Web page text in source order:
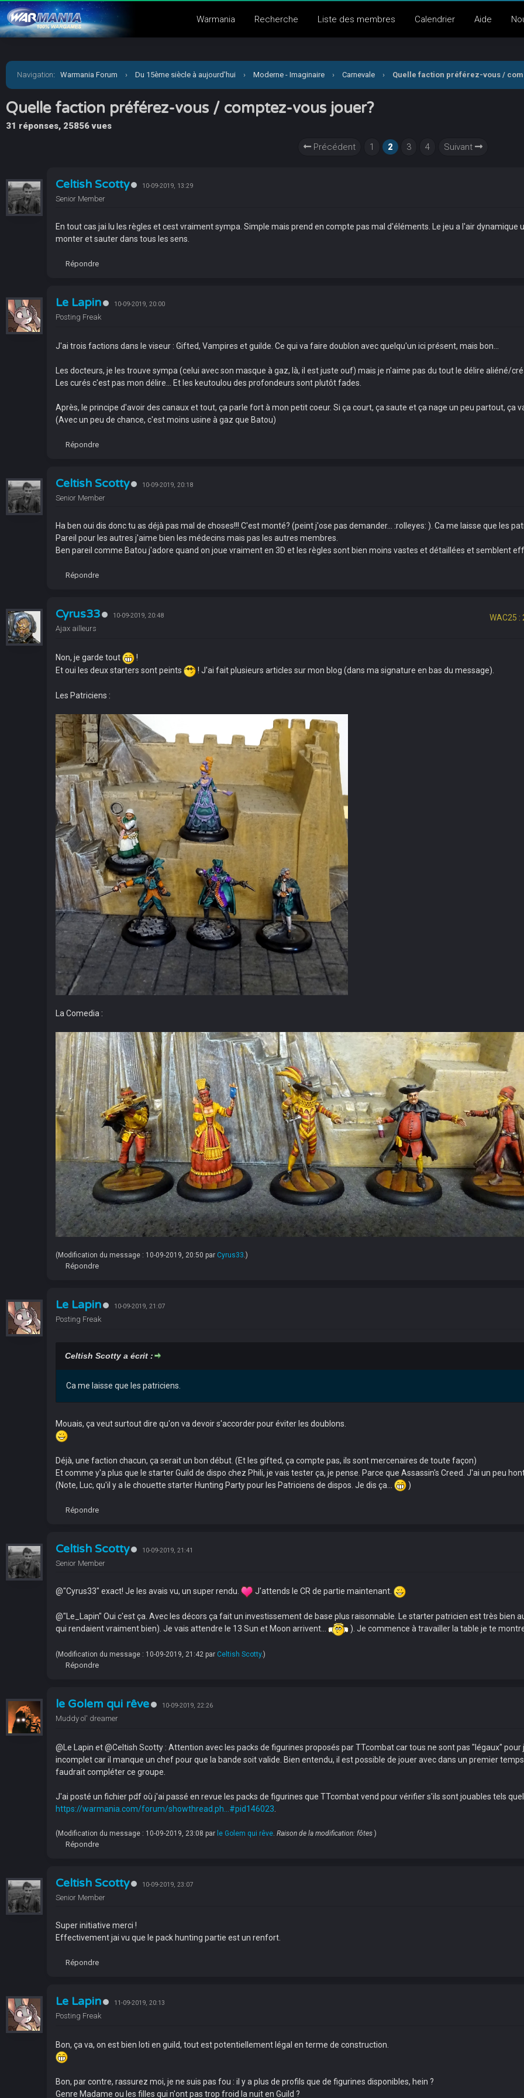
Warmania Recherche Liste des membres Calendrier Aide
Navigation: Warmania Forum › Du 15ème siècle à aujourd'hui › Moderne - Imaginaire › Carnevale › Quelle faction préférez-vous /
Quelle faction préférez-vous / comptez-vous jouer?
31 réponses, 25856 vues
Précédent
1 2 3 4 Suivant
Celtish Scotty 10-09-2019, 13:29
Senior Member
En tout cas jai lu les règles et cest vraiment sympa. Simple mais prend en compte pas mal d'éléments. Le jeu a l'air
monter et sauter dans tous les sens.
Répondre
Le Lapin 10-09-2019, 20:00
Posting Freak
J'ai trois factions dans le viseur : Gifted, Vampires et guilde. Ce qui va faire doublon avec quelqu'un ici présent, mais bon...
Les docteurs, je les trouve sympa (celui avec son masque à gaz, là, il est juste ouf) mais je n'aime pas du tout le délire aliéné/
Les curés c'est pas mon délire... Et les keutoulou des profondeurs sont plutôt fades.
Après, le principe d'avoir des canaux et tout, ça parle fort à mon petit coeur. Si ça court, ça saute et ça nage un peu partout, ça
(Avec un peu de chance, c'est moins usine à gaz que Batou)
Répondre
Celtish Scotty 10-09-2019, 20:18
Senior Member
Ha ben oui dis donc tu as déjà pas mal de choses!!! C'est monté? (peint j'ose pas demander... :rolleyes: ). Ca me laisse que les
Pareil pour les autres j'aime bien les médecins mais pas les autres membres.
Ben pareil comme Batou j'adore quand on joue vraiment en 3D et les règles sont bien moins vastes et détaillées et semblent
Répondre
Cyrus33 10-09-2019, 20:48
Ajax ailleurs
WAC25 :
Non, je garde tout
!
Et oui les deux starters sont peints
! J'ai fait plusieurs articles sur mon blog (dans ma signature en bas du message).
Les Patriciens :
La Comedia :
(Modification du message : 10-09-2019, 20:50 par Cyrus33 .)
Répondre
Le Lapin 10-09-2019, 21:07
Posting Freak
Celtish Scotty a écrit :
Ca me laisse que les patriciens.
Mouais, ça veut surtout dire qu'on va devoir s'accorder pour éviter les doublons.
Déjà, une faction chacun, ça serait un bon début. (Et les gifted, ça compte pas, ils sont mercenaires de toute façon)
Et comme y'a plus que le starter Guild de dispo chez Phili, je vais tester ça, je pense. Parce que Assassin's Creed. J'ai un peu
(Note, Luc, qu'il y a le chouette starter Hunting Party pour les Patriciens de dispos. Je dis ça...
)
Répondre
Celtish Scotty 10-09-2019, 21:41
Senior Member
@"Cyrus33" exact! Je les avais vu, un super rendu. J'attends le CR de partie maintenant.
@"Le_Lapin" Oui c'est ça. Avec les décors ça fait un investissement de base plus raisonnable. Le starter patricien est très bien
qui rendaient vraiment bien). Je vais attendre le 13 Sun et Moon arrivent...
). Je commence à travailler la table je te
(Modification du message : 10-09-2019, 21:42 par Celtish Scotty.)
Répondre
le Golem qui rêve 10-09-2019, 22:26
Muddy ol' dreamer
@Le Lapin et @Celtish Scotty : Attention avec les packs de figurines proposés par TTcombat car tous ne sont pas "légaux"
incomplet car il manque un chef pour que la bande soit valide. Bien entendu, il est possible de jouer avec dans un premier
faudrait compléter ce groupe.
J'ai posté un fichier pdf où j'ai passé en revue les packs de figurines que TTcombat vend pour vérifier s'ils sont jouables tels
https://warmania.com/forum/showthread.ph...#pid146023
(Modification du message : 10-09-2019, 23:08 par le Golem qui rêve. Raison de la modification: fôtes )
Répondre
Celtish Scotty 10-09-2019, 23:07
Senior Member
Super initiative merci !
Effectivement jai vu que le pack hunting partie est un renfort.
Répondre
Le Lapin 11-09-2019, 20:13
Posting Freak
Bon, ça va, on est bien loti en guild, tout est potentiellement légal en terme de construction.
Bon, par contre, rassurez moi, je ne suis pas fou : il y a plus de profils que de figurines disponibles, hein ?
Genre Madame ou les filles qui n'ont pas trop froid la nuit en Guild ?